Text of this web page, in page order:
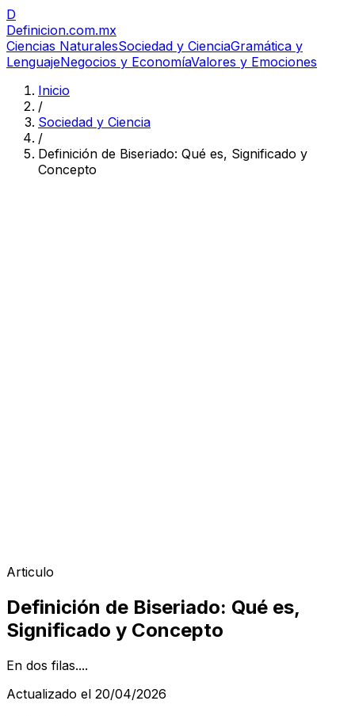
D
Definicion.com.mx
Ciencias NaturalesSociedad y CienciaGramática y
LenguajeNegocios y EconomíaValores y Emociones
Inicio
/
Sociedad y Ciencia
/
Definición de Biseriado: Qué es, Significado y
Concepto
Articulo
Definición de Biseriado: Qué es,
Significado y Concepto
En dos filas....
Actualizado el 20/04/2026